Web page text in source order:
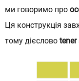
ми говоримо про
Ця конструкція
тому дієсловоtener